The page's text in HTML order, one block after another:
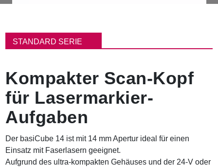
a
v
i
g
a
t
i
o
n
STANDARD SERIE
Kompakter Scan-Kopf
für Lasermarkier-
Aufgaben
Der basiCube 14 ist mit 14 mm Apertur ideal für einen
Einsatz mit Faserlasern geeignet.
Aufgrund des ultra-kompakten Gehäuses und der 24-V oder